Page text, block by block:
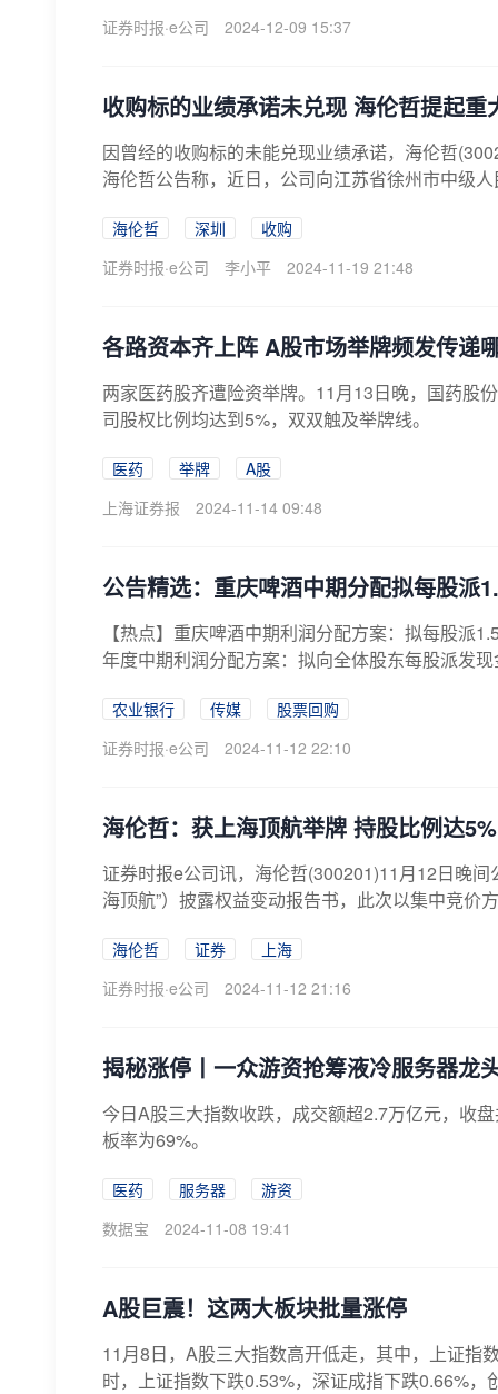
证券时报·e公司
2024-12-09 15:37
收购标的业绩承诺未兑现 海伦哲提起重
因曾经的收购标的未能兑现业绩承诺，海伦哲
海伦哲公告称，近日，公司向江苏省徐州市中级
海伦哲 深圳
收购
证券时报·e公司
李小平 2024-11-19 21:48
各路资本齐上阵 A股市场举牌频发传递
两家医药股齐遭险资举牌。11月13日晚，国药股
司股权比例均达到5%，双双触及举牌线。
医药 举牌
A股
上海证券报
2024-11-14 09:48
公告精选：重庆啤酒中期分配拟每股派
【热点】重庆啤酒中期利润分配方案：拟每股派
年度中期利润分配方案：拟向全体股东每股派发
农业银行 传媒
股票回购
证券时报·e公司
2024-11-12 22:10
海伦哲：获上海顶航举牌 持股比例达5%
证券时报e公司讯，海伦哲(300201)11月12日晚
海顶航”）披露权益变动报告书，此次以集中竞价
海伦哲 证券
上海
证券时报·e公司
2024-11-12 21:16
揭秘涨停丨一众游资抢筹液冷服务器龙
今日A股三大指数收跌，成交额超2.7万亿元，收
板率为69%。
医药 服务器
游资
数据宝
2024-11-08 19:41
A股巨震！这两大板块批量涨停
11月8日，A股三大指数高开低走，其中，上证指
时，上证指数下跌0.53%，深证成指下跌0.66%，